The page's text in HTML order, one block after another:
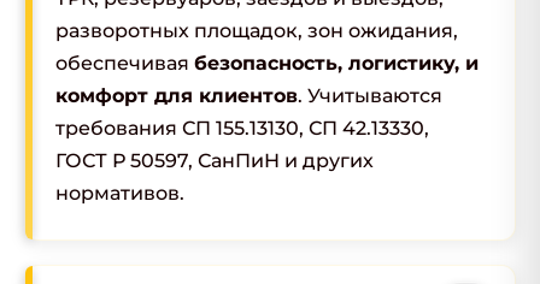
разворотных площадок, зон ожидания,
обеспечивая безопасность, логистику, и
комфорт для клиентов. Учитываются
требования СП 155.13130, СП 42.13330,
ГОСТ Р 50597, СанПиН и других
нормативов.